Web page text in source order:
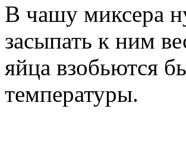
В чашу миксера
засыпать к ним
яйца взобьются
температуры.